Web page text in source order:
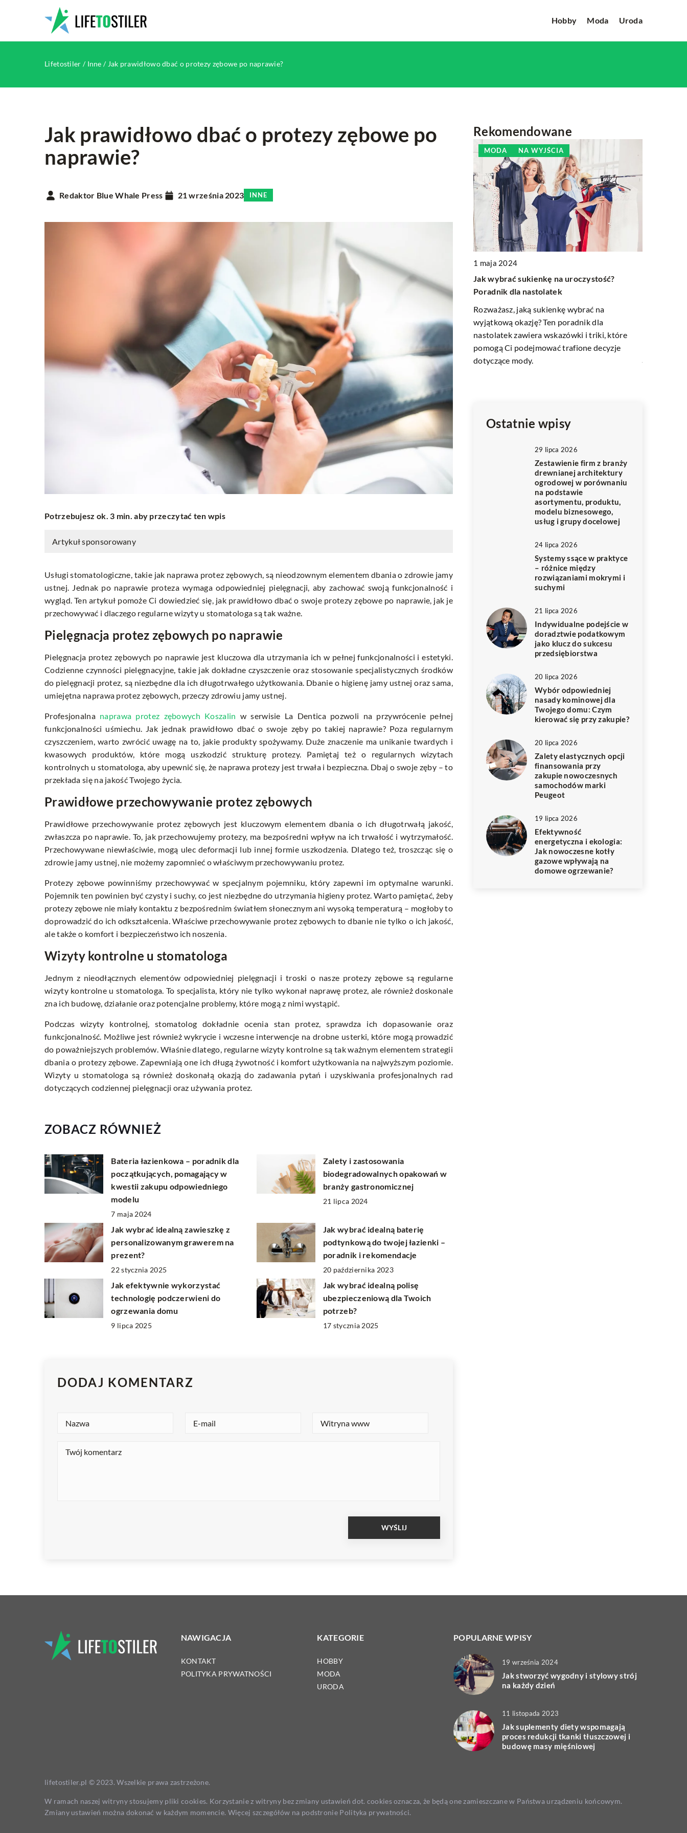
Hobby Moda Uroda
Lifetostiler / Inne / Jak prawidłowo dbać o protezy zębowe po naprawie?
Jak prawidłowo dbać o protezy zębowe po
naprawie?
Redaktor Blue Whale Press 21 września 2023 INNE
Potrzebujesz ok. 3 min. aby przeczytać ten wpis
Artykuł sponsorowany
Usługi stomatologiczne, takie jak naprawa protez zębowych, są nieodzownym elementem dbania o zdrowie jamy
ustnej. Jednak po naprawie proteza wymaga odpowiedniej pielęgnacji, aby zachować swoją funkcjonalność i
wygląd. Ten artykuł pomoże Ci dowiedzieć się, jak prawidłowo dbać o swoje protezy zębowe po naprawie, jak je
przechowywać i dlaczego regularne wizyty u stomatologa są tak ważne.
Pielęgnacja protez zębowych po naprawie
Pielęgnacja protez zębowych po naprawie jest kluczowa dla utrzymania ich w pełnej funkcjonalności i estetyki.
Codzienne czynności pielęgnacyjne, takie jak dokładne czyszczenie oraz stosowanie specjalistycznych środków
do pielęgnacji protez, są niezbędne dla ich długotrwałego użytkowania. Dbanie o higienę jamy ustnej oraz sama,
umiejętna naprawa protez zębowych, przeczy zdrowiu jamy ustnej.
Profesjonalna naprawa protez zębowych Koszalin w serwisie La Dentica pozwoli na przywrócenie pełnej
funkcjonalności uśmiechu. Jak jednak prawidłowo dbać o swoje zęby po takiej naprawie? Poza regularnym
czyszczeniem, warto zwrócić uwagę na to, jakie produkty spożywamy. Duże znaczenie ma unikanie twardych i
kwasowych produktów, które mogą uszkodzić strukturę protezy. Pamiętaj też o regularnych wizytach
kontrolnych u stomatologa, aby upewnić się, że naprawa protezy jest trwała i bezpieczna. Dbaj o swoje zęby – to
przekłada się na jakość Twojego życia.
Prawidłowe przechowywanie protez zębowych
Prawidłowe przechowywanie protez zębowych jest kluczowym elementem dbania o ich długotrwałą jakość,
zwłaszcza po naprawie. To, jak przechowujemy protezy, ma bezpośredni wpływ na ich trwałość i wytrzymałość.
Przechowywane niewłaściwie, mogą ulec deformacji lub innej formie uszkodzenia. Dlatego też, troszcząc się o
zdrowie jamy ustnej, nie możemy zapomnieć o właściwym przechowywaniu protez.
Protezy zębowe powinniśmy przechowywać w specjalnym pojemniku, który zapewni im optymalne warunki.
Pojemnik ten powinien być czysty i suchy, co jest niezbędne do utrzymania higieny protez. Warto pamiętać, żeby
protezy zębowe nie miały kontaktu z bezpośrednim światłem słonecznym ani wysoką temperaturą – mogłoby to
doprowadzić do ich odkształcenia. Właściwe przechowywanie protez zębowych to dbanie nie tylko o ich jakość,
ale także o komfort i bezpieczeństwo ich noszenia.
Wizyty kontrolne u stomatologa
Jednym z nieodłącznych elementów odpowiedniej pielęgnacji i troski o nasze protezy zębowe są regularne
wizyty kontrolne u stomatologa. To specjalista, który nie tylko wykonał naprawę protez, ale również doskonale
zna ich budowę, działanie oraz potencjalne problemy, które mogą z nimi wystąpić.
Podczas wizyty kontrolnej, stomatolog dokładnie ocenia stan protez, sprawdza ich dopasowanie oraz
funkcjonalność. Możliwe jest również wykrycie i wczesne interwencje na drobne usterki, które mogą prowadzić
do poważniejszych problemów. Właśnie dlatego, regularne wizyty kontrolne są tak ważnym elementem strategii
dbania o protezy zębowe. Zapewniają one ich długą żywotność i komfort użytkowania na najwyższym poziomie.
Wizyty u stomatologa są również doskonałą okazją do zadawania pytań i uzyskiwania profesjonalnych rad
dotyczących codziennej pielęgnacji oraz używania protez.
ZOBACZ RÓWNIEŻ
Bateria łazienkowa – poradnik dla
początkujących, pomagający w
kwestii zakupu odpowiedniego
modelu
7 maja 2024
Zalety i zastosowania
biodegradowalnych opakowań w
branży gastronomicznej
21 lipca 2024
Jak wybrać idealną zawieszkę z
personalizowanym grawerem na
prezent?
22 stycznia 2025
Jak wybrać idealną baterię
podtynkową do twojej łazienki –
poradnik i rekomendacje
20 października 2023
Jak efektywnie wykorzystać
technologię podczerwieni do
ogrzewania domu
9 lipca 2025
Jak wybrać idealną polisę
ubezpieczeniową dla Twoich
potrzeb?
17 stycznia 2025
DODAJ KOMENTARZ
Rekomendowane
Porównanie metody parzenia kawy:
tradycyjny czajnik kontra nowoczesne
czajniki elektryczne
Sprawdź jak metoda parzenia kawy wpływa na
jej smak. Zacznij dzień od ukochanej filiżanki
kawy dzięki naszemu porównaniu
tradycyjnych czajników i nowoczesnych
czajników elektrycznych.
10 sierpnia 2024
Makijaż minimalistyczny: jak podkreślić
naturalne piękno bez wysiłku
Odkryj sekrety minimalistycznego makijażu
krok po kroku do podkreślenia naturalnego
piękna. Proste techniki i wskazówki, które
każda kobieta powinna znać.
MODA NA WYJŚCIA
1 maja 2024
Jak wybrać sukienkę na uroczystość?
Poradnik dla nastolatek
Rozważasz, jaką sukienkę wybrać na
wyjątkową okazję? Ten poradnik dla
nastolatek zawiera wskazówki i triki, które
pomogą Ci podejmować trafione decyzje
dotyczące mody.
Ostatnie wpisy
29 lipca 2026
Zestawienie firm z branży
drewnianej architektury
ogrodowej w porównaniu
na podstawie
asortymentu, produktu,
modelu biznesowego,
usług i grupy docelowej
24 lipca 2026
Systemy ssące w praktyce
– różnice między
rozwiązaniami mokrymi i
suchymi
21 lipca 2026
Indywidualne podejście w
doradztwie podatkowym
jako klucz do sukcesu
przedsiębiorstwa
20 lipca 2026
Wybór odpowiedniej
nasady kominowej dla
Twojego domu: Czym
kierować się przy zakupie?
20 lipca 2026
Zalety elastycznych opcji
finansowania przy
zakupie nowoczesnych
samochodów marki
Peugeot
19 lipca 2026
Efektywność
energetyczna i ekologia:
Jak nowoczesne kotły
gazowe wpływają na
domowe ogrzewanie?
NAWIGACJA
KONTAKT
POLITYKA PRYWATNOŚCI
KATEGORIE
HOBBY
MODA
URODA
POPULARNE WPISY
19 września 2024
Jak stworzyć wygodny i stylowy strój
na każdy dzień
11 listopada 2023
Jak suplementy diety wspomagają
proces redukcji tkanki tłuszczowej i
budowę masy mięśniowej
lifetostiler.pl © 2023. Wszelkie prawa zastrzeżone.
W ramach naszej witryny stosujemy pliki cookies. Korzystanie z witryny bez zmiany ustawień dot. cookies oznacza, że będą one zamieszczane w Państwa urządzeniu końcowym.
Zmiany ustawień można dokonać w każdym momencie. Więcej szczegółów na podstronie Polityka prywatności.